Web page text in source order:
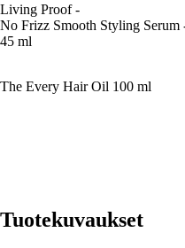
Living Proof -
No Frizz Smooth Styling Serum
45 ml
The Every Hair Oil 100 ml
Tuotekuvaukset